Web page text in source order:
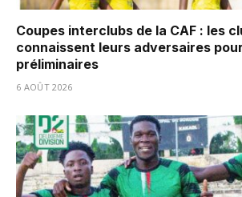
Coupes interclubs de la CAF : les
connaissent leurs adversaires
préliminaires
6 AOÛT 2026